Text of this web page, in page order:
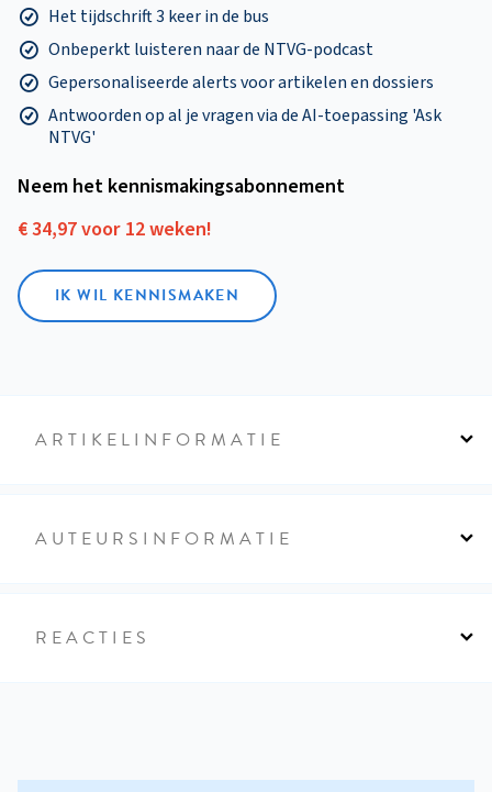
Het tijdschrift 3 keer in de bus
Onbeperkt luisteren naar de NTVG-podcast
Gepersonaliseerde alerts voor artikelen en dossiers
Antwoorden op al je vragen via de AI-toepassing 'Ask
NTVG'
Neem het kennismakings­abonnement
€ 34,97 voor 12 weken!
IK WIL KENNISMAKEN
ARTIKELINFORMATIE
AUTEURSINFORMATIE
REACTIES